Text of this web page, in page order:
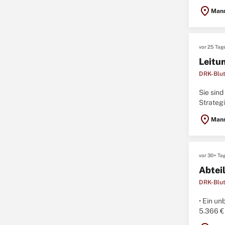
location_on
vor 25
DRK-
Sie
location_on
vor 30+
DRK-
• Ein
5.366